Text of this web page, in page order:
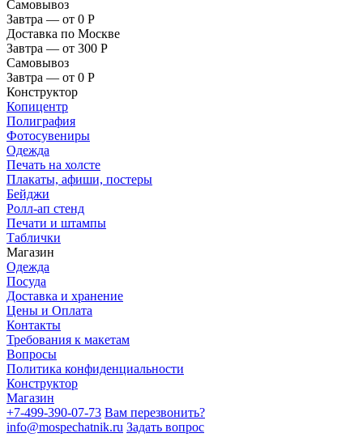
Самовывоз
Завтра — от 0 Р
Доставка по Москве
Завтра — от 300 Р
Самовывоз
Завтра — от 0 Р
Конструктор
Копицентр
Полиграфия
Фотосувениры
Одежда
Печать на холсте
Плакаты, афиши, постеры
Бейджи
Ролл-ап стенд
Печати и штампы
Таблички
Магазин
Одежда
Посуда
Доставка и хранение
Цены и Оплата
Контакты
Требования к макетам
Вопросы
Политика конфиденциальности
Конструктор
Магазин
+7-499-390-07-73 Вам перезвонить?
info@mospechatnik.ru Задать вопрос